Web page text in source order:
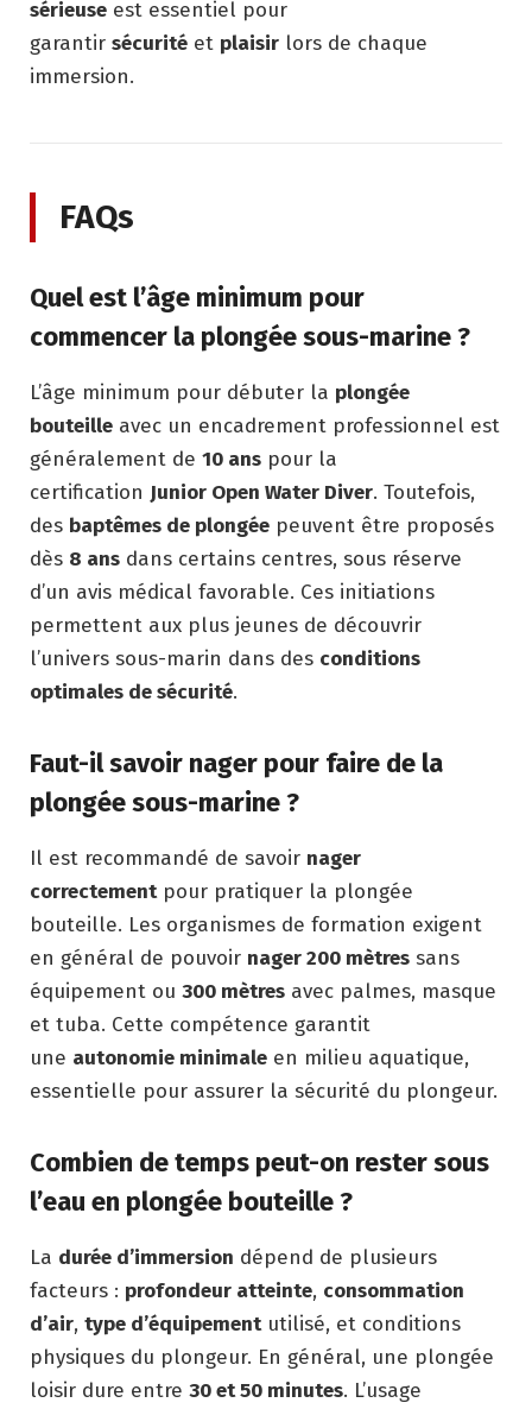
sérieuse est essentiel pour
garantir sécurité et plaisir lors de chaque
immersion.
FAQs
Quel est l’âge minimum pour
commencer la plongée sous-marine ?
L’âge minimum pour débuter la plongée
bouteille avec un encadrement professionnel est
généralement de 10 ans pour la
certification Junior Open Water Diver. Toutefois,
des baptêmes de plongée peuvent être proposés
dès 8 ans dans certains centres, sous réserve
d’un avis médical favorable. Ces initiations
permettent aux plus jeunes de découvrir
l’univers sous-marin dans des conditions
optimales de sécurité.
Faut-il savoir nager pour faire de la
plongée sous-marine ?
Il est recommandé de savoir nager
correctementpour pratiquer la plongée
bouteille. Les organismes de formation exigent
en général de pouvoir nager 200 mètres sans
équipement ou 300 mètres avec palmes, masque
et tuba. Cette compétence garantit
une autonomie minimale en milieu aquatique,
essentielle pour assurer la sécurité du plongeur.
Combien de temps peut-on rester sous
l’eau en plongée bouteille ?
La durée d’immersion dépend de plusieurs
facteurs : profondeur atteinte, consommation
d’air, type d’équipementutilisé, et conditions
physiques du plongeur. En général, une plongée
loisir dure entre 30 et 50 minutes. L’usage